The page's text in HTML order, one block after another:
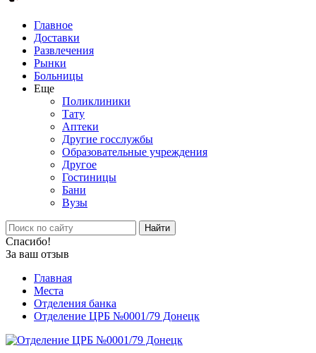
Главное
Доставки
Развлечения
Рынки
Больницы
Еще
Поликлиники
Тату
Аптеки
Другие госслужбы
Образовательные учреждения
Другое
Гостиницы
Бани
Вузы
Найти
Спасибо!
За ваш отзыв
Главная
Места
Отделения банка
Отделение ЦРБ №0001/79 Донецк